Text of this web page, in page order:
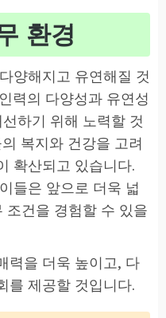
환경
양해지고 유연해질 것
력의 다양성과 유연성
하기 위해 노력할 것
복지와 건강을 고려
확산되고 있습니다.
들은 앞으로 더욱 넓
조건을 경험할 수 있을
력을 더욱 높이고, 다
를 제공할 것입니다.